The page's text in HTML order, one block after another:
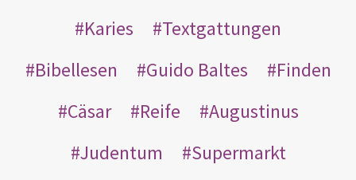
Karies
Textgattungen
Bibellesen
Guido Baltes
Finden
Cäsar
Reife
Augustinus
Judentum
Supermarkt